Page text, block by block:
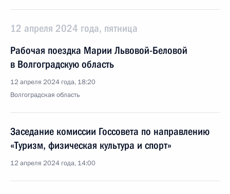
12 апреля 2024 года, пятница
Рабочая поездка Марии Львовой-Беловой
в Волгоградскую область
12 апреля 2024 года, 18:20
Волгоградская область
Заседание комиссии Госсовета по направлению
«Туризм, физическая культура и спорт»
12 апреля 2024 года, 14:00